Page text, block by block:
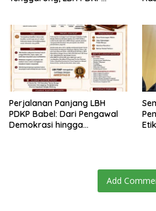
Berkeadilan
Perjalanan Panjang LBH
PDKP Babel: Dari Pengawal
Demokrasi hingga
Add